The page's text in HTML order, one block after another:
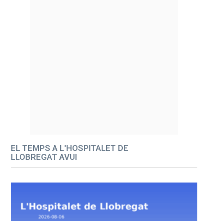
EL TEMPS A L'HOSPITALET DE
LLOBREGAT AVUI